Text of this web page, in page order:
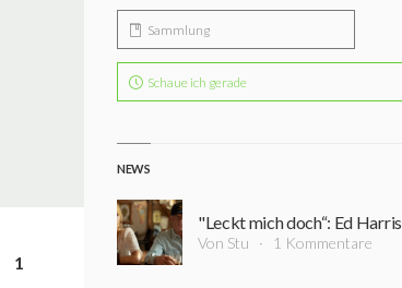
1
Sammlung
Schaue ich gerade
NEWS
Von Stu 1 Kommentare